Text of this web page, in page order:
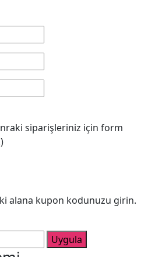
siparişleriniz için form
alana kupon kodunuzu girin.
Uygula